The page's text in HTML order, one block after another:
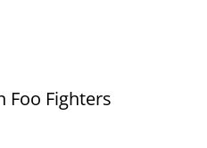
Foo Fighters